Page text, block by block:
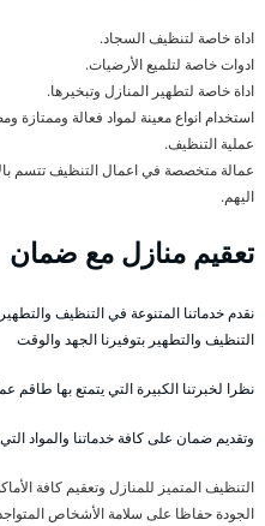
اداة خاصة لتنظيف السجاد.
ادوات خاصة لتلميع الأرضيات.
اداة خاصة لتطهير المنازل وتبخيرها.
استخدام انواع معينة لمواد فعالة وممتازة
عملية التنظيف.
عمالة متخصصة في اعمال التنظيف تتسم
اليهم.
تعقيم منازل مع ضمان
نقدم خدماتنا المتنوعة في التنظيف
التنظيف والتطهير بتوفيرنا الجهد والوقت
نظرا لخبرتنا الكبيرة التي يتمتع بها
وتقديم ضمان على كافة خدماتنا والمواد
التنظيف المتميز للمنازل وتعقيم كافة
الجودة حفاظا على سلامة الأشخاص